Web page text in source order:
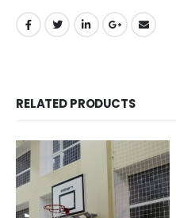
RELATED PRODUCTS